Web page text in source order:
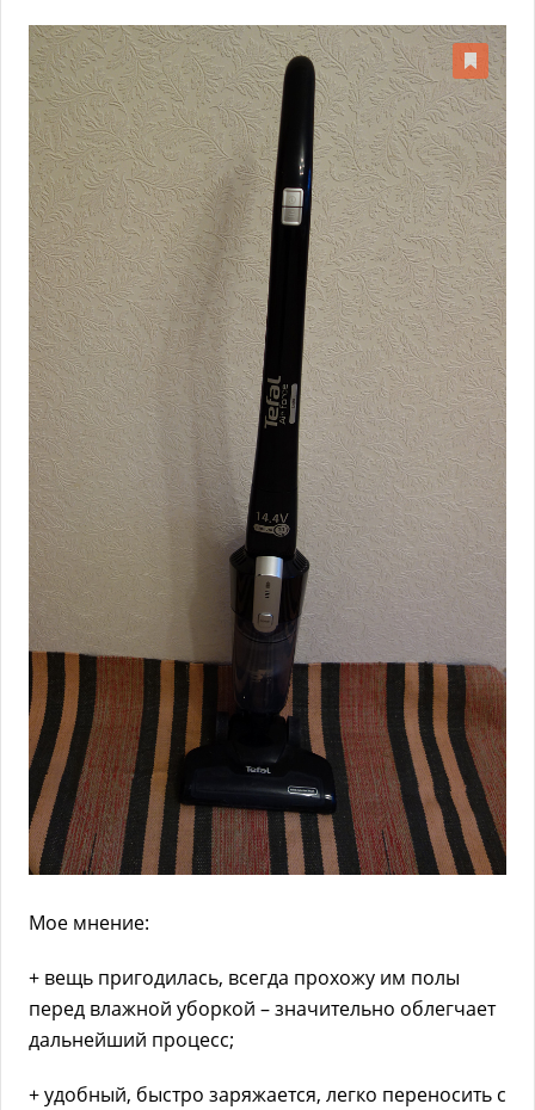
Мое мнение:
+ вещь пригодилась, всегда прохожу им полы
перед влажной уборкой – значительно облегчает
дальнейший процесс;
+ удобный, быстро заряжается, легко переносить с